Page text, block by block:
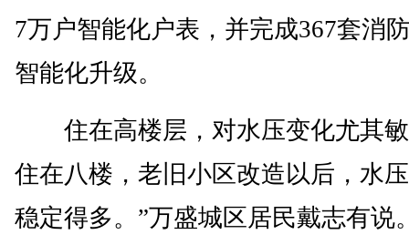
7万户智能化户表，并完成367套消
智能化升级。
住在高楼层，对水压变化尤其敏
住在八楼，老旧小区改造以后，水
稳定得多。”万盛城区居民戴志有说